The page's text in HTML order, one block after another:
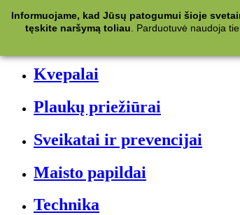
Kategorijos
Kvepalai
Plaukų priežiūrai
Sveikatai ir prevencijai
Maisto papildai
Technika
Informuojame, kad Jūsų patogumui šioje
tęskite naršymą toliau
Parduotuvė naudoja